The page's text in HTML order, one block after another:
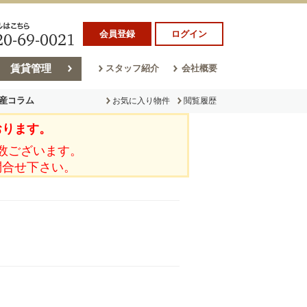
会員登録 ログイン
賃貸管理 スタッフ紹介 会社概要
コラム
ム
お気に入り物件 閲覧履歴
ます。
ざいます。
せ下さい。